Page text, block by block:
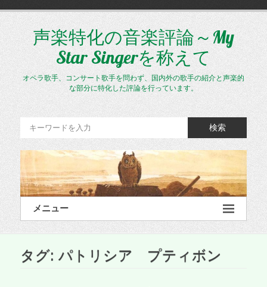
ス
声楽特化の音楽評論～My
Star Singerを称えて
オペラ歌手、コンサート歌手を問わず、国内外の歌手の紹介と声楽的
な部分に特化した評論を行っています。
検索
メニュー
タグ: パトリシア プティボン